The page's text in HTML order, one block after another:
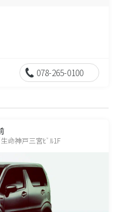
078-265-0100
命神戸三宮ﾋﾞﾙ1F